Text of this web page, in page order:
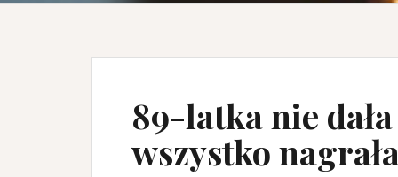
89-latka nie
wszystko